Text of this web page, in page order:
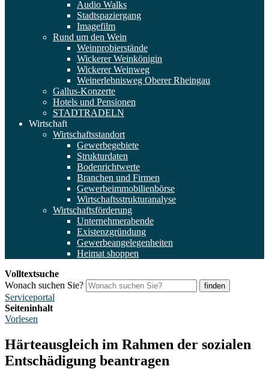
Audio Walks
Stadtspaziergang
Imagefilm
Rund um den Wein
Weinprobierstände
Wickerer Weinkönigin
Wickerer Weinweg
Weinerlebnisweg Oberer Rheingau
Gallus-Konzerte
Hotels und Pensionen
STADTRADELN
Wirtschaft
Wirtschaftsstandort
Gewerbegebiete
Strukturdaten
Bodenrichtwerte
Branchen und Firmen
Gewerbeimmobilienbörse
Wirtschaftsstrukturanalyse
Wirtschaftsförderung
Unternehmerabende
Existenzgründung
Gewerbeangelegenheiten
Heimat shoppen
Volltextsuche
Wonach suchen Sie?
finden
Serviceportal
Seiteninhalt
Vorlesen
Härteausgleich im Rahmen der sozialen
Entschädigung beantragen